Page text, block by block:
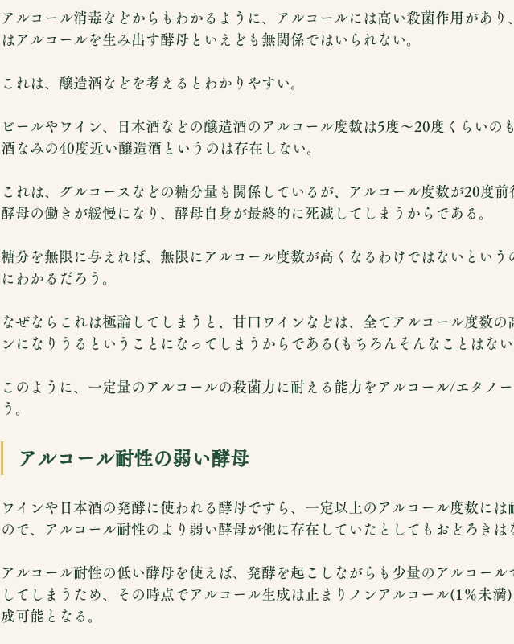
アルコール消毒などからもわかるように、アルコールには高い殺菌作用があり
はアルコールを生み出す酵母といえども無関係ではいられない。
これは、醸造酒などを考えるとわかりやすい。
ビールやワイン、日本酒などの醸造酒のアルコール度数は5度～20度くらいの
酒なみの40度近い醸造酒というのは存在しない。
これは、グルコースなどの糖分量も関係しているが、アルコール度数が20度前
酵母の働きが緩慢になり、酵母自身が最終的に死滅してしまうからである。
糖分を無限に与えれば、無限にアルコール度数が高くなるわけではないという
にわかるだろう。
なぜならこれは極論してしまうと、甘口ワインなどは、全てアルコール度数の
ンになりうるということになってしまうからである(もちろんそんなことはない
このように、一定量のアルコールの殺菌力に耐える能力をアルコール/エタノ
う。
アルコール耐性の弱い酵母
ワインや日本酒の発酵に使われる酵母ですら、一定以上のアルコール度数には
ので、アルコール耐性のより弱い酵母が他に存在していたとしてもおどろきは
アルコール耐性の低い酵母を使えば、発酵を起こしながらも少量のアルコール
してしまうため、その時点でアルコール生成は止まりノンアルコール(1％未満
成可能となる。